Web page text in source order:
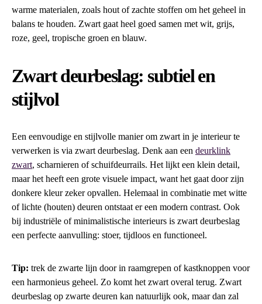
warme materialen, zoals hout of zachte stoffen om het geheel in
balans te houden. Zwart gaat heel goed samen met wit, grijs,
roze, geel, tropische groen en blauw.
Zwart deurbeslag: subtiel en
stijlvol
Een eenvoudige en stijlvolle manier om zwart in je interieur te
verwerken is via zwart deurbeslag. Denk aan een deurklink
zwart, scharnieren of schuifdeurrails. Het lijkt een klein detail,
maar het heeft een grote visuele impact, want het gaat door zijn
donkere kleur zeker opvallen. Helemaal in combinatie met witte
of lichte (houten) deuren ontstaat er een modern contrast. Ook
bij industriële of minimalistische interieurs is zwart deurbeslag
een perfecte aanvulling: stoer, tijdloos en functioneel.
Tip: trek de zwarte lijn door in raamgrepen of kastknoppen voor
een harmonieus geheel. Zo komt het zwart overal terug. Zwart
deurbeslag op zwarte deuren kan natuurlijk ook, maar dan zal